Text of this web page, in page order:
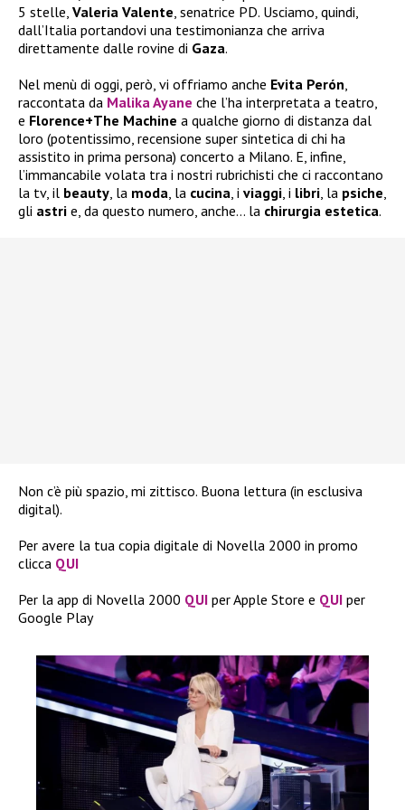
5 stelle, Valeria Valente, senatrice PD. Usciamo, quindi,
dall’Italia portandovi una testimonianza che arriva
direttamente dalle rovine di Gaza.
Nel menù di oggi, però, vi offriamo anche Evita Perón,
raccontata da Malika Ayane che l’ha interpretata a teatro,
e Florence+The Machine a qualche giorno di distanza dal
loro (potentissimo, recensione super sintetica di chi ha
assistito in prima persona) concerto a Milano. E, infine,
l’immancabile volata tra i nostri rubrichisti che ci raccontano
la tv, il beauty, la moda, la cucina, i viaggi, i libri, la psiche,
gli astri e, da questo numero, anche… la chirurgia estetica.
Non c’è più spazio, mi zittisco. Buona lettura (in esclusiva
digital).
Per avere la tua copia digitale di Novella 2000 in promo
clicca QUI
Per la app di Novella 2000 QUI per Apple Store e QUI per
Google Play